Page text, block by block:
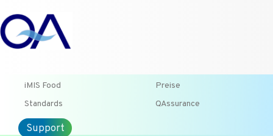
iMIS Food
Preise
Standards
QAssurance
Support